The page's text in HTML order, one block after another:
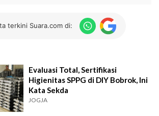
terkini Suara.com di:
Evaluasi Total, Sertifikasi
Higienitas SPPG di DIY Bobrok, Ini
Kata Sekda
JOGJA